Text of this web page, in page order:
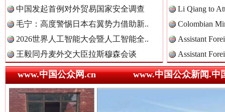
中国检察新闻网.
中国医药新闻网.
巳巳如意，开工大吉！ 三轮上
中国发起首例对外贸易国家安全调查
毛宁：高度警惕日本右翼势力借助新..
2026世界人工智能大会暨人工智能全..
王毅同丹麦外交大臣拉斯穆森会谈
Li Qiang to
Colombian
Assistant
Assistant
www.中国公众网.cn www.中国公众新闻.中